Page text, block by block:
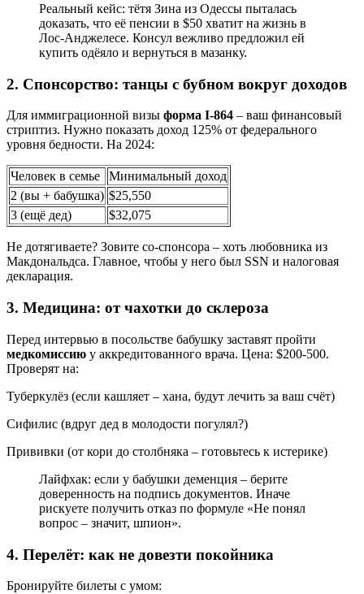
Реальный кейс: тётя Зина из Одессы пыталась
доказать, что её пенсии в $50 хватит на жизнь в
Лос-Анджелесе. Консул вежливо предложил ей
купить одёяло и вернуться в мазанку.
2. Спонсорство: танцы с бубном вокруг доходов
Для иммиграционной визы форма I-864 – ваш финансовый
стриптиз. Нужно показать доход 125% от федерального
уровня бедности. На 2024:
Человек в семье
Минимальный доход
2 (вы + бабушка) $25,550
3 (ещё дед)
$32,075
Не дотягиваете? Зовите со-спонсора – хоть любовника из
Макдональдса. Главное, чтобы у него был SSN и налоговая
декларация.
3. Медицина: от чахотки до склероза
Перед интервью в посольстве бабушку заставят пройти
медкомиссию у аккредитованного врача. Цена: $200-500.
Проверят на:
Туберкулёз (если кашляет – хана, будут лечить за ваш счёт)
Сифилис (вдруг дед в молодости погулял?)
Прививки (от кори до столбняка – готовьтесь к истерике)
Лайфхак: если у бабушки деменция – берите
доверенность на подпись документов. Иначе
рискуете получить отказ по формуле «Не понял
вопрос – значит, шпион».
4. Перелёт: как не довезти покойника
Бронируйте билеты с умом: